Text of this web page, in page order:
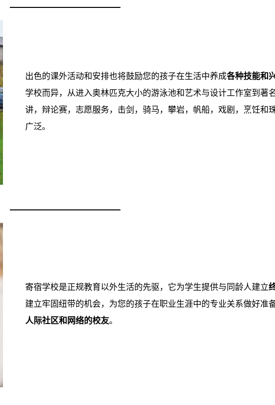
出色的课外活动和安排也将鼓励您的孩子在生活中养成各种技能和
学校而异，从进入奥林匹克大小的游泳池和艺术与设计工作室到著
讲，辩论赛，志愿服务，击剑，骑马，攀岩，帆船，戏剧，烹饪和
广泛。
寄宿学校是正规教育以外生活的先驱，它为学生提供与同龄人建立
建立牢固纽带的机会，为您的孩子在职业生涯中的专业关系做好准
人际社区和网络的校友。